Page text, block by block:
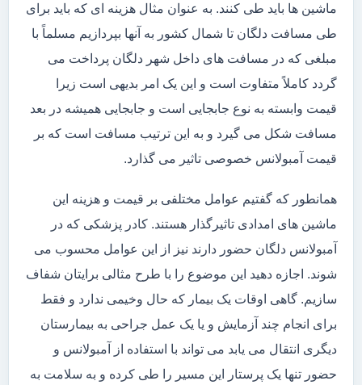
ماشین ها باید طی کنند. به عنوان مثال هزینه ای که باید برای
طی مسافت دلگان تا شمال کشور به آنها بپردازیم مسلماً با
مبلغی که در مسافت های داخل شهر دلگان پرداخت می
گردد کاملاً متفاوت است و این یک امر بدیهی است زیرا
قیمت وابسته به نوع جابجایی است و جابجایی همیشه در بعد
مسافت شکل می گیرد و به این ترتیب مسافت است که بر
قیمت آمبولانس خصوصی تاثیر می گذارد.
همانطور که گفتیم عوامل مختلفی بر قیمت و هزینه این
ماشین های امدادی تاثیرگذار هستند. کادر پزشکی که در
آمبولانس دلگان حضور دارند نیز از این عوامل محسوب می
شوند. اجازه دهید این موضوع را با طرح مثالی برایتان شفاف
سازیم. گاهی اوقات یک بیمار که حال وخیمی ندارد و فقط
برای انجام چند آزمایش و یا یک عمل جراحی به بیمارستان
دیگری انتقال می یابد می تواند با استفاده از آمبولانس و
حضور تنها یک پرستار این مسیر را طی کرده و به سلامت به